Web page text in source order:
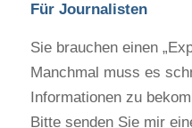
Für Journalisten
Sie brauchen einen
Manchmal muss es
Informationen zu
Bitte senden Sie mir